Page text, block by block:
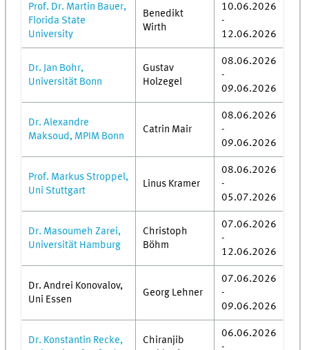
Prof. Dr. Martin Bauer,
Florida State
University
Benedikt
Wirth
10.06.2026
-
12.06.2026
Dr. Jan Bohr,
Universität Bonn
Gustav
Holzegel
08.06.2026
-
09.06.2026
Dr. Alexandre
Maksoud, MPIM Bonn
Catrin Mair
08.06.2026
-
09.06.2026
Prof. Markus Stroppel,
Uni Stuttgart
Linus Kramer
08.06.2026
-
05.07.2026
Dr. Masoumeh Zarei,
Universität Hamburg
Christoph
Böhm
07.06.2026
-
12.06.2026
Dr. Andrei Konovalov,
Uni Essen
Georg Lehner
07.06.2026
-
09.06.2026
Dr. Konstantin Recke,
Chiranjib
06.06.2026
-